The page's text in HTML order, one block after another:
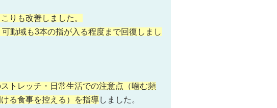
りも改善しました。
動域も3本の指が入る程度まで回復しまし
トレッチ・日常生活での注意点（噛む頻
る食事を控える）を指導しました。